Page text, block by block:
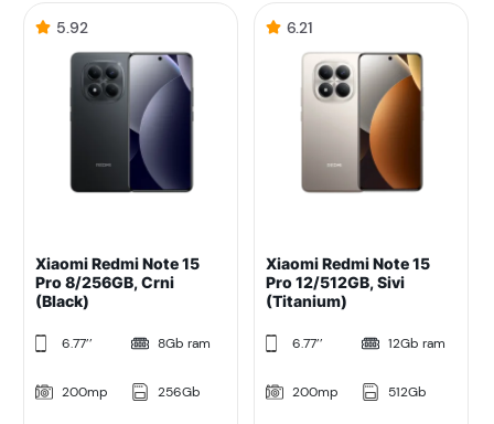
5.92
Xiaomi Redmi Note 15
Pro 8/256GB, Crni
(Black)
6.77’’ 8Gb ram
200mp 256Gb
6.21
Xiaomi Redmi Note 15
Pro 12/512GB, Sivi
(Titanium)
6.77’’ 12Gb ram
200mp 512Gb